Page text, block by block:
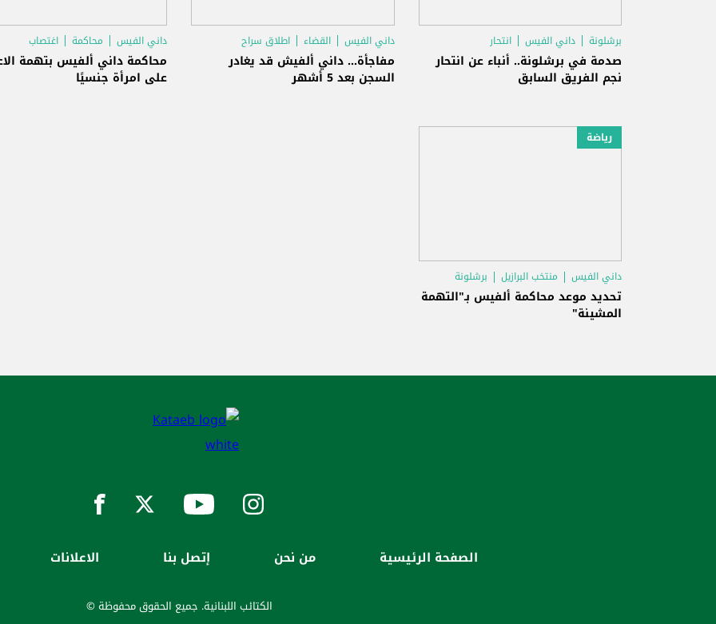
برشلونة داني الفيس انتحار
صدمة في برشلونة.. أنباء عن انتحار
نجم الفريق السابق
داني الفيس القضاء اطلاق سراح
مفاجأة... داني ألفيش قد يغادر
السجن بعد 5 أشهر
داني الفيس محاكمة اغتصاب
محاكمة داني ألفيس بتهمة
على امرأة جنسيًا
رياضة
داني الفيس منتخب البرازيل برشلونة
تحديد موعد محاكمة ألفيس بـ"التهمة
المشينة"
الصفحة الرئيسية من نحن إتصل بنا الاعلانات
الكتائب اللبنانية. جميع الحقوق محفوظة ©